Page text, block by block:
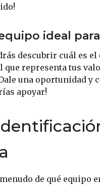
ideal
descubrir cuál es el
que representa tus
una oportunidad y
apoyar!
de qué equipo